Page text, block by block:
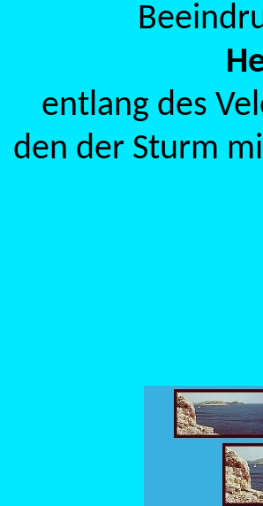
entlang des
den der Sturm